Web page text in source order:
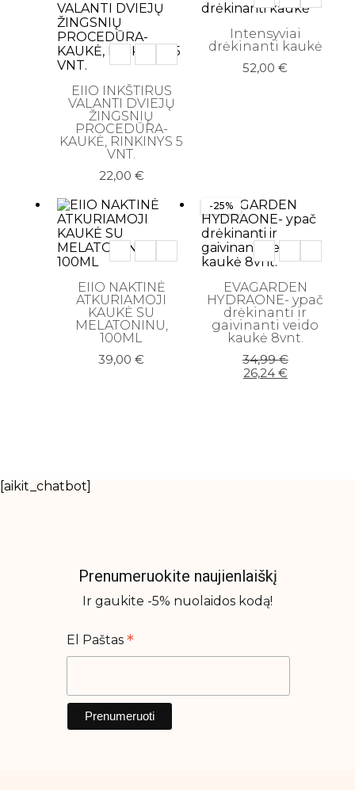
EIIO INKŠTIRUS
VALANTI DVIEJŲ
ŽINGSNIŲ
PROCEDŪRA-
KAUKĖ, RINKINYS 5
VNT.
22,00 €
Intensyviai
drėkinanti kaukė
52,00€
EIIO NAKTINĖ
ATKURIAMOJI
KAUKĖ SU
MELATONINU,
100ML
39,00€
-25%
EVAGARDEN
HYDRAONE- ypač
drėkinanti ir
gaivinanti veido
kaukė 8vnt.
34,99€
Original
price
26,24 €
Current
price
[aikit_chatbot]
Prenumeruokite naujienlaiškį
Ir gaukite -5% nuolaidos kodą!
El Paštas *